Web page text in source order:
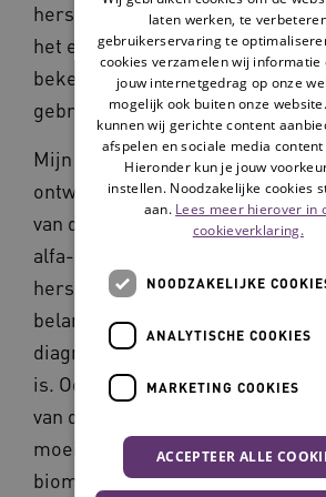
hersencellen. Deze abnormale
het eiwit alfa-synucleïne in
bekend als Lewy bodies. Van
gebruik maken in mijn
Mijn onderzoek zal zich richten
ontwikkeling van een test die
van deze verkeerd gevouwen
alfa-synucleïne nauwkeurig kan
hersenvocht. De ontwikkeling
belangrijk, omdat het tijdig
diagnose Lewy body dementie
is. Ook het onderscheiden van
van dementie, zoals de ziekte
moeilijk. De ontwikkeling van een
biomarker test is van groot
laten werken, te
gebruikerservaring te
cookies verzamelen wij informatie
jouw internetgedrag op onze
mogelijk ook buiten onze
kunnen wij gerichte content
afspelen en sociale media
Hieronder kun je jouw
instellen. Noodzakelijke cookies
aan. Lees meer hierover in
cookieverklaring.
NOODZAKELIJKE
ANALYTISCHE COOKIES
MARKETING COOKIES
ACCEPTEER ALLE